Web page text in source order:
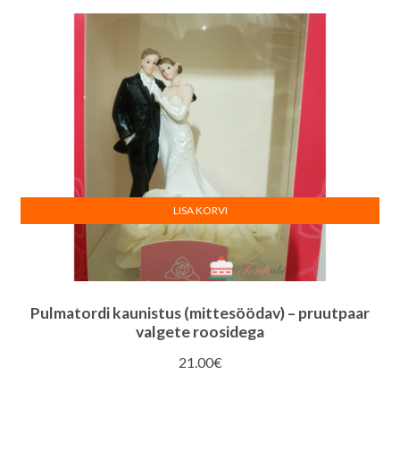
Pulmatordi kaunistus (mittesöödav) – pruutpaar
valgete roosidega
21.00€
LISA KORVI